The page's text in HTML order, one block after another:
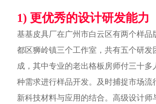
1) 更优秀的设计研发能力
基基皮具厂在广州市白云区有两个样品
都区狮岭镇三个工作室，共有五个研发
成，其中专业的老出格板房师付三十多
种需求进行样品开发。及时捕捉市场流
新科技材料与应用的结合。高级设计师